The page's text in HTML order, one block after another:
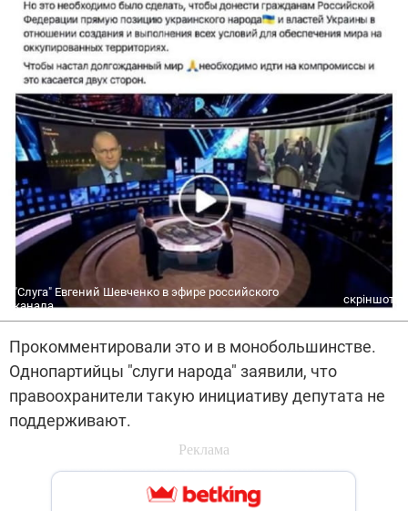
"Слуга" Евгений Шевченко в эфире российского
канала
скріншот
Прокомментировали это и в монобольшинстве.
Однопартийцы "слуги народа" заявили, что
правоохранители такую инициативу депутата не
поддерживают.